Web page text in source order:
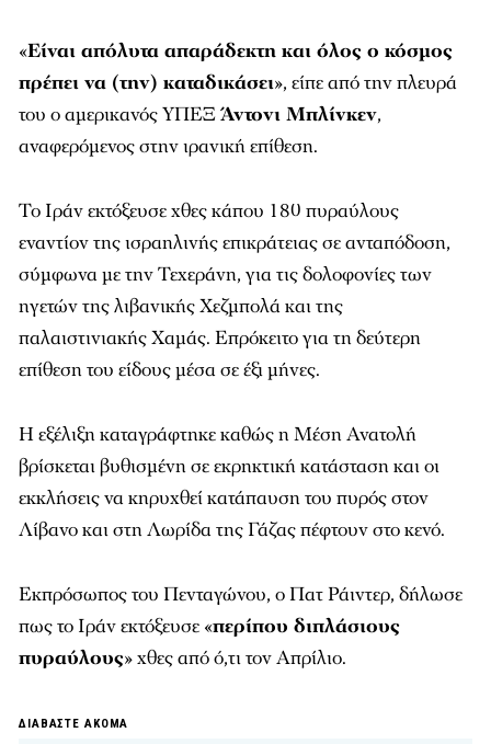
«Είναι απόλυτα απαράδεκτη και όλος ο κόσμος
πρέπει να (την) καταδικάσει», είπε από την πλευρά
του ο αμερικανός ΥΠΕΞΆντονι Μπλίνκεν,
αναφερόμενος στην ιρανική επίθεση.
Το Ιράν εκτόξευσε χθες κάπου 180 πυραύλους
εναντίον της ισραηλινής επικράτειας σε ανταπόδοση,
σύμφωνα με την Τεχεράνη, για τις δολοφονίες των
ηγετών της λιβανικής Χεζμπολά και της
παλαιστινιακής Χαμάς. Επρόκειτο για τη δεύτερη
επίθεση του είδους μέσα σε έξι μήνες.
Η εξέλιξη καταγράφτηκε καθώς η Μέση Ανατολή
βρίσκεται βυθισμένη σε εκρηκτική κατάσταση και οι
εκκλήσεις να κηρυχθεί κατάπαυση του πυρός στον
Λίβανο και στη Λωρίδα της Γάζας πέφτουν στο κενό.
Εκπρόσωπος του Πενταγώνου, ο Πατ Ράιντερ, δήλωσε
πως το Ιράν εκτόξευσε «περίπου διπλάσιους
πυραύλους» χθες από ό,τι τον Απρίλιο.
ΔΙΑΒΑΣΤΕ ΑΚΟΜΑ